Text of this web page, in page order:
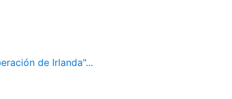
de Irlanda"...